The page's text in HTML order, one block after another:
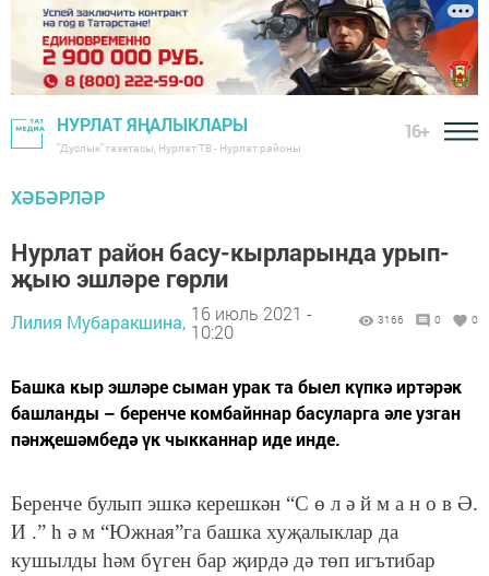
НУРЛАТ ЯҢАЛЫКЛАРЫ
"Дуслык" газетасы, Нурлат ТВ - Нурлат районы
16+
ХӘБӘРЛӘР
Нурлат район басу-кырларында урып-
җыю эшләре гөрли
Лилия Мубаракшина, 16 июль 2021 -
10:20
3166 0 0
​​​​​​​Башка кыр эшләре сыман урак та быел күпкә иртәрәк
башланды – беренче комбайннар басуларга әле узган
пәнҗешәмбедә үк чыкканнар иде инде.
Беренче булып эшкә керешкән “С ө л ә й м а н о в Ә.
И .” һ ә м “Южная”га башка хуҗалыклар да
кушылды һәм бүген бар җирдә дә төп игътибар